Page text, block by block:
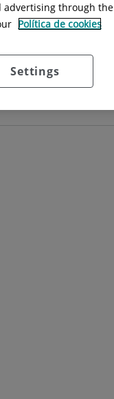
y Obstetricia
advertising through the
Política de cookies
Settings